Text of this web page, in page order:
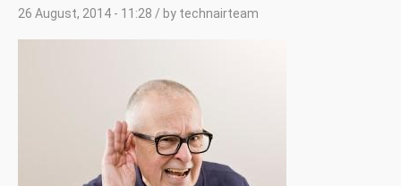
26 August, 2014 - 11:28 / by technairteam